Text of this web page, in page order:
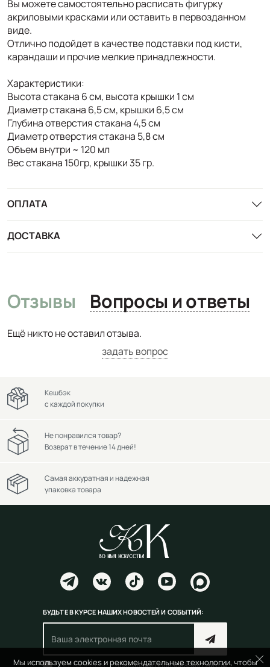
Вы можете самостоятельно расписать фигурку
акриловыми красками или оставить в первозданном
виде.
Отлично подойдет в качестве подставки под кисти,
карандаши и прочие мелкие принадлежности.
Характеристики:
Высота стакана 6 см, высота крышки 1 см
Диаметр стакана 6,5 см, крышки 6,5 см
Глубина отверстия стакана 4,5 см
Диаметр отверстия стакана 5,8 см
Объем внутри ~ 120 мл
Вес стакана 150гр, крышки 35 гр.
ОПЛАТА
ДОСТАВКА
Отзывы Вопросы и ответы
Ещё никто не оставил отзыва.
задать вопрос
Мы используем cookies и рекомендательные технологии, чтобы
Кешбэк
с каждой покупки
Не понравился товар?
Возврат в течение 14 дней!
Самая аккуратная и надежная
упаковка товара
БУДЬТЕ В КУРСЕ НАШИХ НОВОСТЕЙ И СОБЫТИЙ:
Согласен(на) справилами пользования сайтом